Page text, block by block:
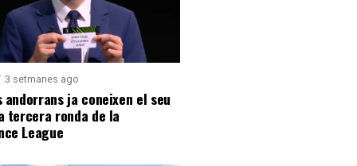
3 setmanes ago
andorrans ja coneixen el seu
tercera ronda de la
League